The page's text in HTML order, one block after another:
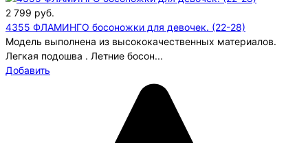
2 799 руб.
4355 ФЛАМИНГО босоножки для девочек. (22-28)
Модель выполнена из высококачественных материалов.
Легкая подошва . Летние босон...
Добавить